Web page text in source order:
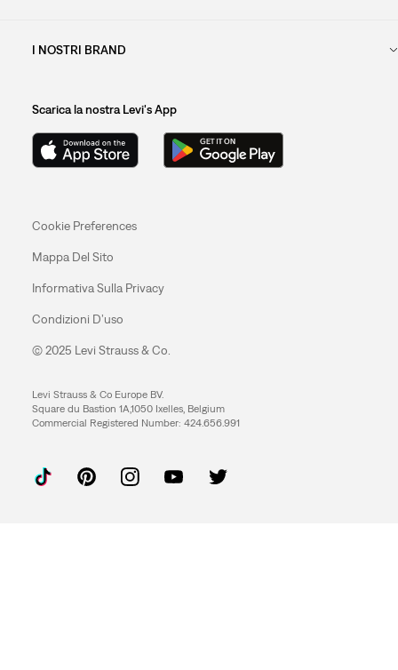
I NOSTRI BRAND
Scarica la nostra Levi's App
Cookie Preferences
Mappa Del Sito
Informativa Sulla Privacy
Condizioni D’uso
© 2025 Levi Strauss & Co.
Levi Strauss & Co Europe BV.
Square du Bastion 1A,1050 Ixelles, Belgium
Commercial Registered Number: 424.656.991